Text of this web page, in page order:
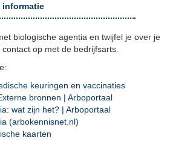
informatie
biologische agentia en twijfel je over je
op met de bedrijfsarts.
keuringen en vaccinaties
bronnen | Arboportaal
wat zijn het? | Arboportaal
(arbokennisnet.nl)
kaarten